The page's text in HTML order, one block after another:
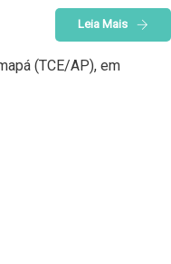
Leia Mais
(TCE/AP), em